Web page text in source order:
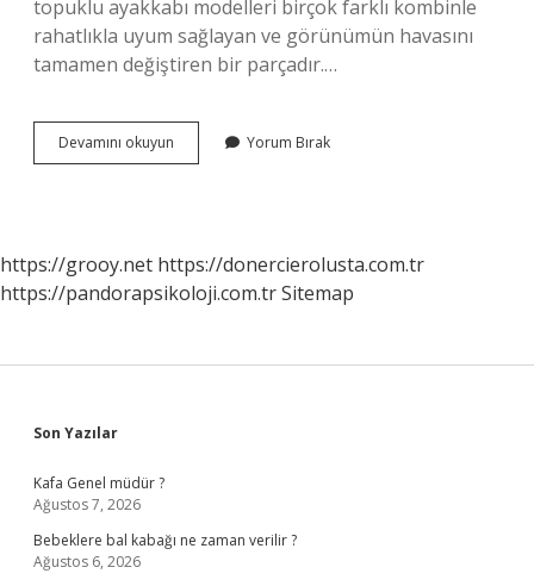
topuklu ayakkabı modelleri birçok farklı kombinle
rahatlıkla uyum sağlayan ve görünümün havasını
tamamen değiştiren bir parçadır.…
Devamını okuyun
Ayakkabı
Yorum Bırak
https://grooy.net https://donercierolusta.com.tr
https://pandorapsikoloji.com.trSitemap
Sidebar
Son Yazılar
Kafa Genel müdür ?
Ağustos 7, 2026
Bebeklere bal kabağı ne zaman verilir ?
Ağustos 6, 2026